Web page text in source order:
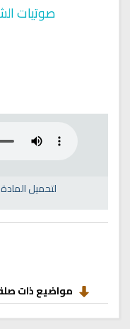
صوتيات
لتحميل المادة
مواضيع ذات